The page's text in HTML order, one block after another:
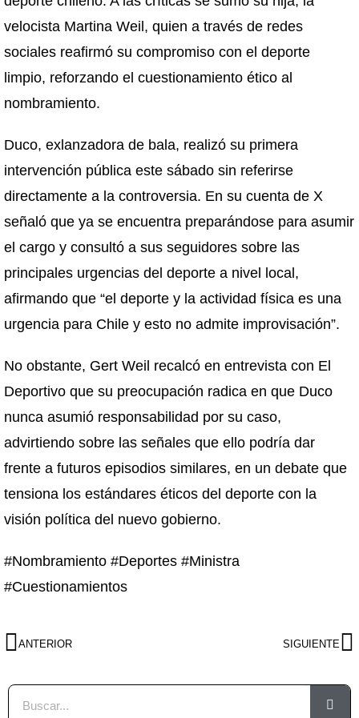
velocista Martina Weil, quien a través de redes
sociales reafirmó su compromiso con el deporte
limpio, reforzando el cuestionamiento ético al
nombramiento.
Duco, exlanzadora de bala, realizó su primera
intervención pública este sábado sin referirse
directamente a la controversia. En su cuenta de X
señaló que ya se encuentra preparándose para asumir
el cargo y consultó a sus seguidores sobre las
principales urgencias del deporte a nivel local,
afirmando que “el deporte y la actividad física es una
urgencia para Chile y esto no admite improvisación”.
No obstante, Gert Weil recalcó en entrevista con El
Deportivo que su preocupación radica en que Duco
nunca asumió responsabilidad por su caso,
advirtiendo sobre las señales que ello podría dar
frente a futuros episodios similares, en un debate que
tensiona los estándares éticos del deporte con la
visión política del nuevo gobierno.
#Nombramiento #Deportes #Ministra
#Cuestionamientos
ANTERIOR SIGUIENTE